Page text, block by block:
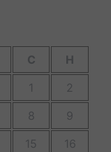
С
Н
1
2
8
9
15
16